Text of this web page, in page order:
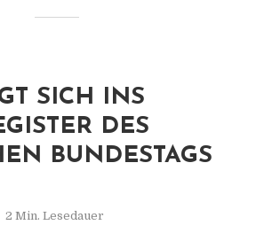
SICH INS
DES
BUNDESTAGS
2 Min. Lesedauer